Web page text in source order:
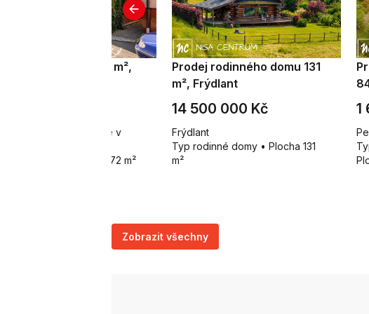
restaurace 272 m²,
74, Jablonné v
restaurace • Plocha 272 m²
Prodej rodinného domu 131
m², Frýdlant
14 500 000 Kč
Frýdlant
Typ rodinné domy • Plocha 131
m²
1
Zobrazit všechny